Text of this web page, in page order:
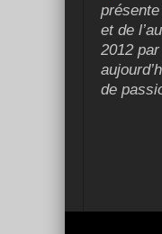
et de
2012
de